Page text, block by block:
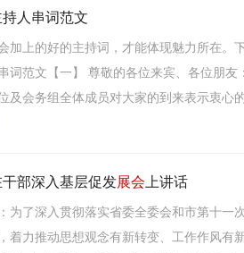
人串词范文
加上的好的主持词，才能体现魅力所在。
词范文【一】 尊敬的各位来宾、各位朋
及会务组全体成员对大家的到来表示衷心
部深入基层促发展会上讲话
为了深入贯彻落实省委全委会和市第十一
着力推动思想观念有新转变、工作作风有